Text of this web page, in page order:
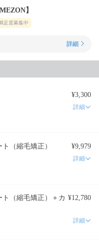
】
足度募集中
詳細
¥3,300
詳細
（縮毛矯正） ¥9,979
詳細
（縮毛矯正）＋カ ¥12,780
詳細